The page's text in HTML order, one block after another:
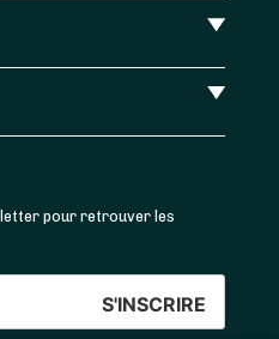
pour retrouver les